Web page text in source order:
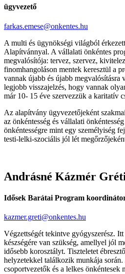
ügyvezető
farkas.emese@onkentes.hu
A multi és ügynökségi világból
Alapítvánnyal. A vállalati önkéntes
megvalósítója: tervez, szervez,
finomhangoláson mentek keresztül a
vannak újabb és újabb megvalósításra
legjobb visszajelzés, hogy vannak
már 10- 15 éve szervezzük a karitatív
Az alapítvány ügyvezetőjeként
az önkéntesség és vállalati
önkéntességre mint egy személyiség
testi-lelki-szociális jól lét
Andrásné Kázmér
Idősek Barátai Program
kazmer.greti@onkentes.hu
Végzettségét tekintve gyógyszerész.
készségére van szükség, amellyel jól
idősebb korosztályt. Tiszteletet
helyzetekkel találkozik munkája során.
csoportvezetők és a lelkes önkéntesek